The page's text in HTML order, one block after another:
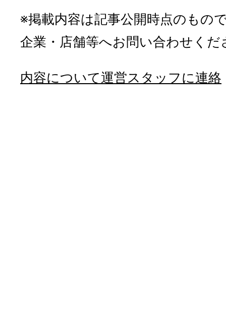
※掲載内容は記事公開時点のもの
企業・店舗等へお問い合わせくだ
内容について運営スタッフに連絡